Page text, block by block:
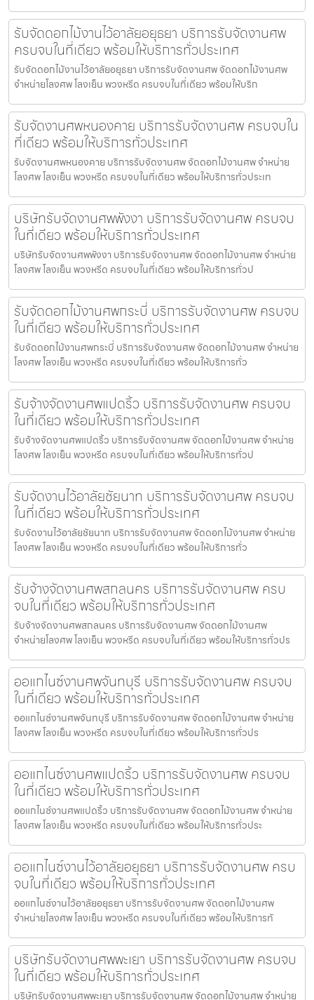
รับจัดดอกไม้งานไว้อาลัยอยุธยา บริการรับจัดงานศพ
ครบจบในที่เดียว พร้อมให้บริการทั่วประเทศ
รับจัดดอกไม้งานไว้อาลัยอยุธยา บริการรับจัดงานศพ จัดดอกไม้งานศพ
จำหน่ายโลงศพ โลงเย็น พวงหรีด ครบจบในที่เดียว พร้อมให้บริก
รับจัดงานศพหนองคาย บริการรับจัดงานศพ ครบจบใน
ที่เดียว พร้อมให้บริการทั่วประเทศ
รับจัดงานศพหนองคาย บริการรับจัดงานศพ จัดดอกไม้งานศพ จำหน่าย
โลงศพ โลงเย็น พวงหรีด ครบจบในที่เดียว พร้อมให้บริการทั่วประเท
บริษัทรับจัดงานศพพังงา บริการรับจัดงานศพ ครบจบ
ในที่เดียว พร้อมให้บริการทั่วประเทศ
บริษัทรับจัดงานศพพังงา บริการรับจัดงานศพ จัดดอกไม้งานศพ จำหน่าย
โลงศพ โลงเย็น พวงหรีด ครบจบในที่เดียว พร้อมให้บริการทั่วป
รับจัดดอกไม้งานศพกระบี่ บริการรับจัดงานศพ ครบจบ
ในที่เดียว พร้อมให้บริการทั่วประเทศ
รับจัดดอกไม้งานศพกระบี่ บริการรับจัดงานศพ จัดดอกไม้งานศพ จำหน่าย
โลงศพ โลงเย็น พวงหรีด ครบจบในที่เดียว พร้อมให้บริการทั่ว
รับจ้างจัดงานศพแปดริ้ว บริการรับจัดงานศพ ครบจบ
ในที่เดียว พร้อมให้บริการทั่วประเทศ
รับจ้างจัดงานศพแปดริ้ว บริการรับจัดงานศพ จัดดอกไม้งานศพ จำหน่าย
โลงศพ โลงเย็น พวงหรีด ครบจบในที่เดียว พร้อมให้บริการทั่วป
รับจัดงานไว้อาลัยชัยนาท บริการรับจัดงานศพ ครบจบ
ในที่เดียว พร้อมให้บริการทั่วประเทศ
รับจัดงานไว้อาลัยชัยนาท บริการรับจัดงานศพ จัดดอกไม้งานศพ จำหน่าย
โลงศพ โลงเย็น พวงหรีด ครบจบในที่เดียว พร้อมให้บริการทั่ว
รับจ้างจัดงานศพสกลนคร บริการรับจัดงานศพ ครบ
จบในที่เดียว พร้อมให้บริการทั่วประเทศ
รับจ้างจัดงานศพสกลนคร บริการรับจัดงานศพ จัดดอกไม้งานศพ
จำหน่ายโลงศพ โลงเย็น พวงหรีด ครบจบในที่เดียว พร้อมให้บริการทั่วปร
ออแกไนซ์งานศพจันทบุรี บริการรับจัดงานศพ ครบจบ
ในที่เดียว พร้อมให้บริการทั่วประเทศ
ออแกไนซ์งานศพจันทบุรี บริการรับจัดงานศพ จัดดอกไม้งานศพ จำหน่าย
โลงศพ โลงเย็น พวงหรีด ครบจบในที่เดียว พร้อมให้บริการทั่วปร
ออแกไนซ์งานศพแปดริ้ว บริการรับจัดงานศพ ครบจบ
ในที่เดียว พร้อมให้บริการทั่วประเทศ
ออแกไนซ์งานศพแปดริ้ว บริการรับจัดงานศพ จัดดอกไม้งานศพ จำหน่าย
โลงศพ โลงเย็น พวงหรีด ครบจบในที่เดียว พร้อมให้บริการทั่วประ
ออแกไนซ์งานไว้อาลัยอยุธยา บริการรับจัดงานศพ ครบ
จบในที่เดียว พร้อมให้บริการทั่วประเทศ
ออแกไนซ์งานไว้อาลัยอยุธยา บริการรับจัดงานศพ จัดดอกไม้งานศพ
จำหน่ายโลงศพ โลงเย็น พวงหรีด ครบจบในที่เดียว พร้อมให้บริการทั
บริษัทรับจัดงานศพพะเยา บริการรับจัดงานศพ ครบจบ
ในที่เดียว พร้อมให้บริการทั่วประเทศ
บริษัทรับจัดงานศพพะเยา บริการรับจัดงานศพ จัดดอกไม้งานศพ จำหน่าย